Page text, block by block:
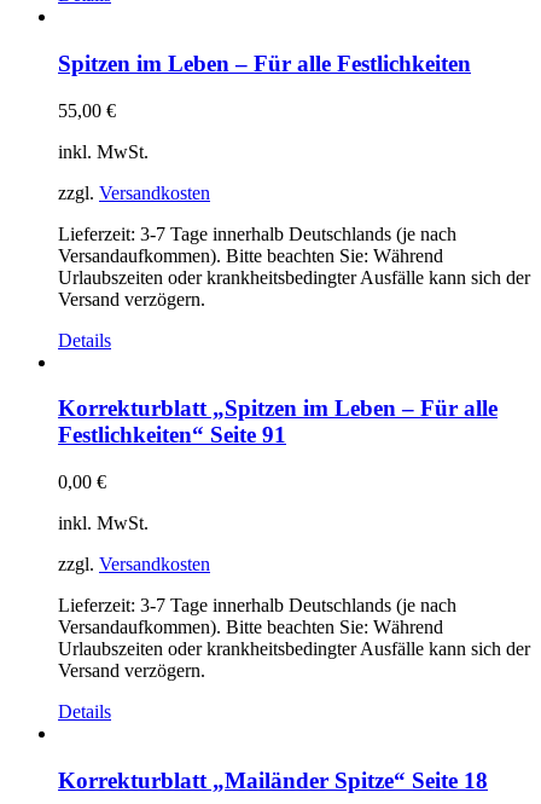
Spitzen im Leben – Für alle Festlichkeiten
55,00 €
inkl. MwSt.
zzgl. Versandkosten
Lieferzeit: 3-7 Tage innerhalb Deutschlands (je nach
Versandaufkommen). Bitte beachten Sie: Während
Urlaubszeiten oder krankheitsbedingter Ausfälle kann sich der
Versand verzögern.
Details
Korrekturblatt „Spitzen im Leben – Für alle
Festlichkeiten“ Seite 91
0,00 €
inkl. MwSt.
zzgl. Versandkosten
Lieferzeit: 3-7 Tage innerhalb Deutschlands (je nach
Versandaufkommen). Bitte beachten Sie: Während
Urlaubszeiten oder krankheitsbedingter Ausfälle kann sich der
Versand verzögern.
Details
Korrekturblatt „Mailänder Spitze“ Seite 18